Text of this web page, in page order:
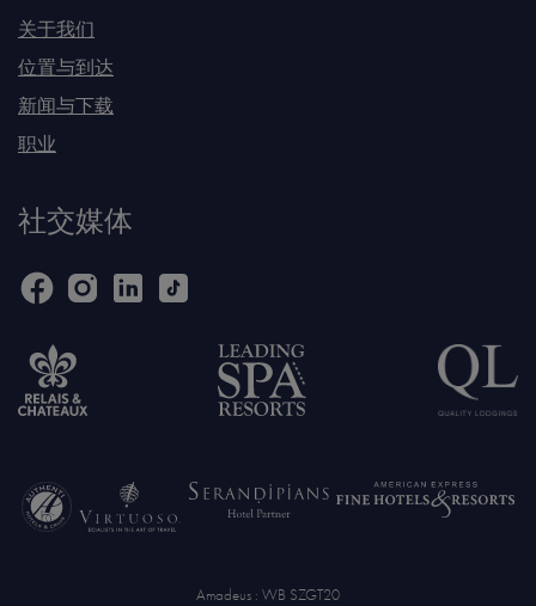
关于我们
位置与到达
新闻与下载
职业
社交媒体
Amadeus : WB SZGT20